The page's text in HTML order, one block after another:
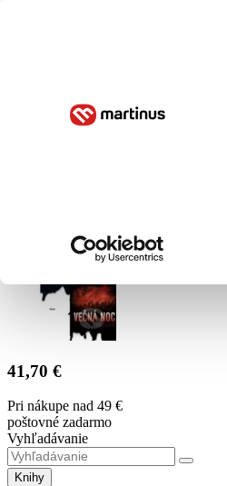
41,70 €
Pri nákupe nad 49 €
poštovné zadarmo
Vyhľadávanie
Knihy